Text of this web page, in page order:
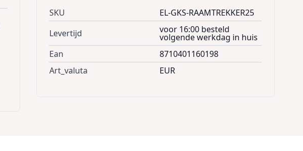
SKU
EL-GKS-RAAMTREKKER25
Levertijd
voor 16:00 besteld
volgende werkdag in huis
Ean
8710401160198
Art_valuta
EUR